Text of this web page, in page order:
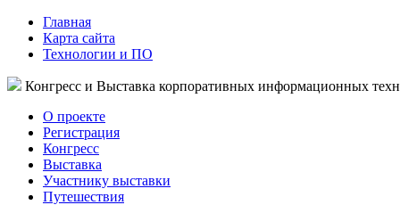
Главная
Карта сайта
Технологии и ПО
Конгресс и Выставка корпоративных информационных
О проекте
Регистрация
Конгресс
Выставка
Участнику выставки
Путешествия